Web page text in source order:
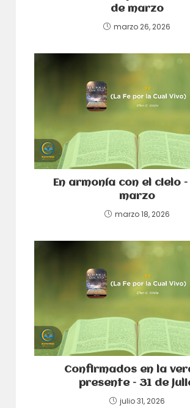
de marzo
marzo 26, 2026
En armonía con el cielo
marzo
marzo 18, 2026
Confirmados en la
presente – 31 de
julio 31, 2026